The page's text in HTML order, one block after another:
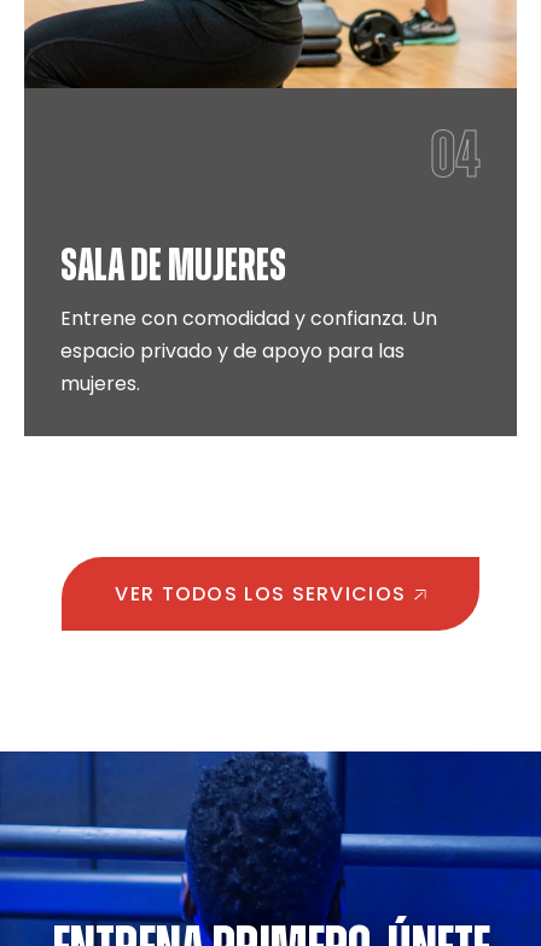
04
SALA DE MUJERES
Entrene con comodidad y confianza. Un
espacio privado y de apoyo para las
mujeres.
VER TODOS LOS SERVICIOS